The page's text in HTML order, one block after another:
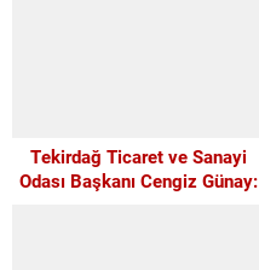
Tekirdağ Ticaret ve Sanayi
Odası Başkanı Cengiz Günay: